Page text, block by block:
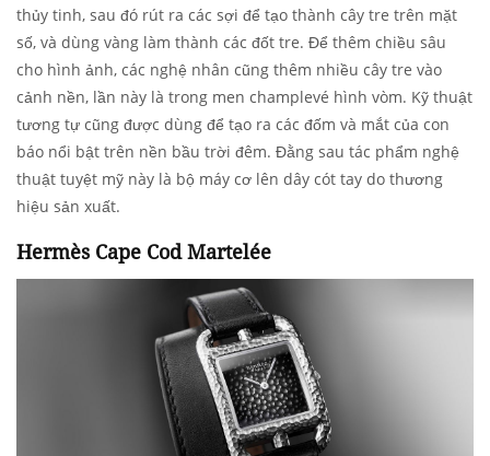
thủy tinh, sau đó rút ra các sợi để tạo thành cây tre trên mặt
số, và dùng vàng làm thành các đốt tre. Để thêm chiều sâu
cho hình ảnh, các nghệ nhân cũng thêm nhiều cây tre vào
cảnh nền, lần này là trong men champlevé hình vòm. Kỹ thuật
tương tự cũng được dùng để tạo ra các đốm và mắt của con
báo nổi bật trên nền bầu trời đêm. Đằng sau tác phẩm nghệ
thuật tuyệt mỹ này là bộ máy cơ lên dây cót tay do thương
hiệu sản xuất.
Hermès Cape Cod Martelée